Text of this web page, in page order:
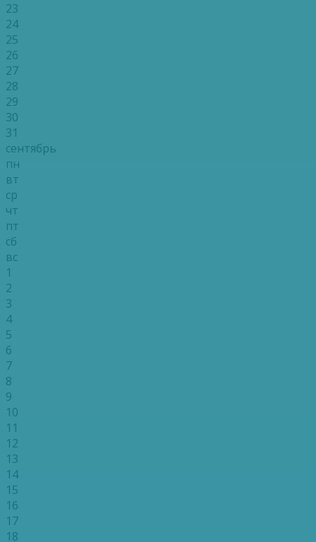
23
24
25
26
27
28
29
30
31
сентябрь
пн
вт
ср
чт
пт
сб
вс
1
2
3
4
5
6
7
8
9
10
11
12
13
14
15
16
17
18